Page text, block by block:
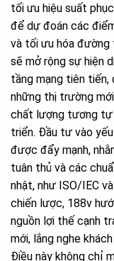
tối ưu hiệu suất
để dự đoán các
và tối ưu hóa đường
sẽ mở rộng sự hiện
tầng mạng tiên tiến,
những thị trường
chất lượng tương tự
triển. Đầu tư vào
được đẩy mạnh,
tuân thủ và các
nhật, như ISO/IEC
chiến lược, 188v
nguồn lợi thế cạnh
mới, lắng nghe
Điều này không chỉ